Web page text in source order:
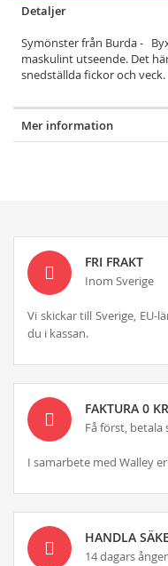
Detaljer
Symönster från Burda -
maskulint utseende. Det
snedställda fickor och veck.
Mer information
FRI FRAKT
Inom Sverige
Vi skickar till Sverige, EU-
du i kassan.
FAKTURA 0 KR
Få först, betala
I samarbete med Walley
HANDLA
14 dagars